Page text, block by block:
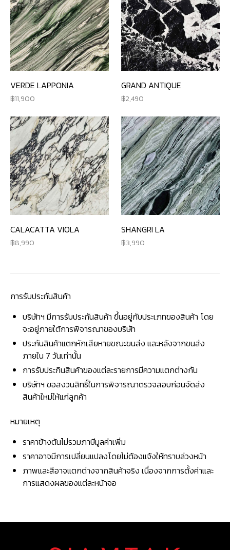
VERDE LAPPONIA
11,900
GRAND ANTIQUE
2,490
CALACATTA VIOLA
8,990
SHANGRI LA
3,990
การรับประกันสินค้า
บริษัทฯ มีการรับประกันสินค้า ขึ้นอยู่กับประเภทของสินค้า โดย
จะอยู่ภายใต้การพิจารณาของบริษัท
ประกันสินค้าแตกหักเสียหายขณะขนส่ง และหลังจากขนส่ง
ภายใน 7 วันเท่านั้น
การรับประกินสินค้าของแต่ละรายการมีความแตกต่างกัน
บริษัทฯ ขอสงวนสิทธิ์ในการพิจารณาตรวจสอบก่อนจัดส่ง
สินค้าใหม่ให้แก่ลูกค้า
หมายเหตุ
ราคาข้างต้นไม่รวมภาษีมูลค่าเพิ่ม
ราคาอาจมีการเปลี่ยนแปลงโดยไม่ต้องแจ้งให้ทราบล่วงหน้า
ภาพและสีอาจแตกต่างจากสินค้าจริง เนื่องจากการตั้งค่าและ
การแสดงผลของแต่ละหน้าจอ